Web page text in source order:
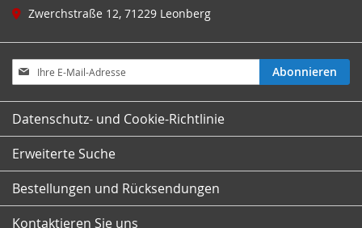
Zwerchstraße 12, 71229 Leonberg
Melden
Sie
sich
für
Newsletter
an:
Abonnieren
Datenschutz- und Cookie-Richtlinie
Erweiterte Suche
Bestellungen und Rücksendungen
Kontaktieren Sie uns